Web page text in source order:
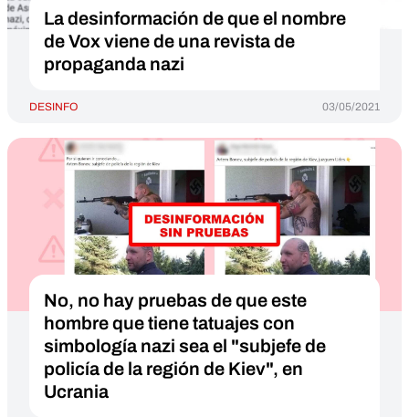
La desinformación de que el nombre
de Vox viene de una revista de
propaganda nazi
DESINFO 03/05/2021
No, no hay pruebas de que este
hombre que tiene tatuajes con
simbología nazi sea el "subjefe de
policía de la región de Kiev", en
Ucrania